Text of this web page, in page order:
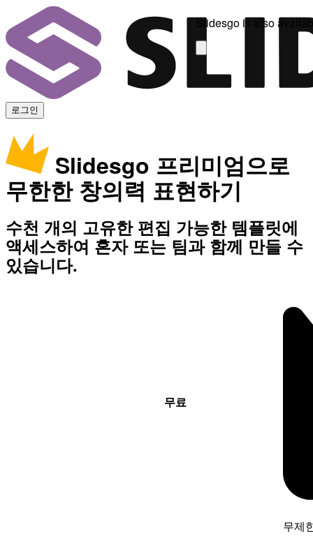
Slidesgo is also
로그인
Slidesgo 프리미엄으로
무한한 창의력 표현하기
수천 개의 고유한 편집 가능한 템플릿에
액세스하여 혼자 또는 팀과 함께 만들 수
있습니다.
무료
무제